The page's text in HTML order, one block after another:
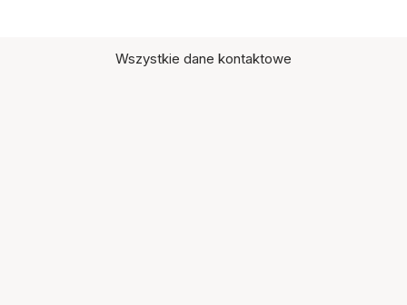
Wszystkie dane kontaktowe